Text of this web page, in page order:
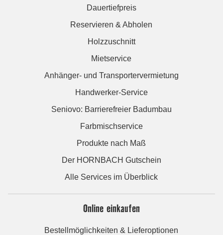
Dauertiefpreis
Reservieren & Abholen
Holzzuschnitt
Mietservice
Anhänger- und Transportervermietung
Handwerker-Service
Seniovo: Barrierefreier Badumbau
Farbmischservice
Produkte nach Maß
Der HORNBACH Gutschein
Alle Services im Überblick
Online einkaufen
Bestellmöglichkeiten & Lieferoptionen